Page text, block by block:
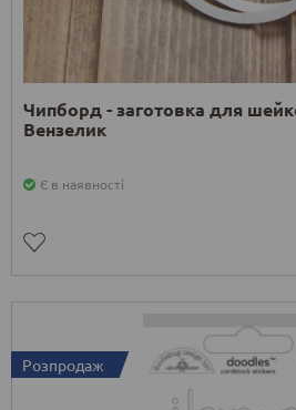
Чипборд - заготовка для
Вензелик
Є в наявності
Розпродаж